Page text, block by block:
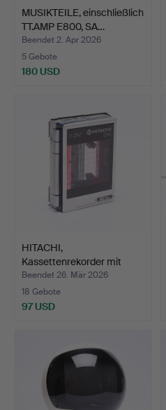
MUSIKTEILE, einschließlich
TT.AMP E800, SA…
Beendet 2. Apr 2026
5 Gebote
180 USD
HITACHI,
Kassettenrekorder mit
Zubehör, CP…
Beendet 26. Mär 2026
18 Gebote
97 USD